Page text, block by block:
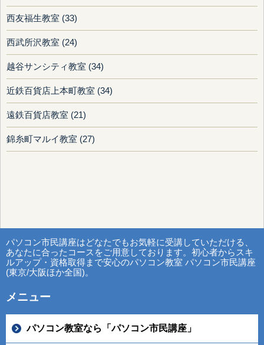
西友福生教室 (33)
西武所沢教室 (24)
越谷サンシティ教室 (34)
近鉄百貨店上本町教室 (34)
遠鉄百貨店教室 (21)
錦糸町マルイ教室 (27)
パソコン市民講座はどなたでもお気軽に受講していただける、
あなたに合ったコースをご用意しております。初心者からスキ
ルアップ・資格取得まで安心のパソコン教室 パソコン市民講座
(東京/大阪ほか全国)。
メニュー
パソコン教室なら「パソコン市民講座」